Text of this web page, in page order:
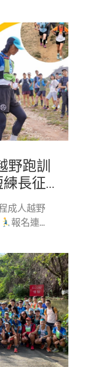
野跑訓
長征...
成人越野
報名連...